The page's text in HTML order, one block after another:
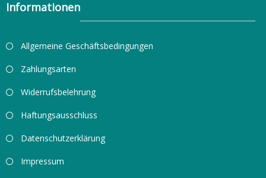
Informationen
Allgemeine Geschäftsbedingungen
Zahlungsarten
Widerrufsbelehrung
Haftungsausschluss
Datenschutzerklärung
Impressum